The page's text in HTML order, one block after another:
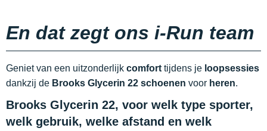
En dat zegt ons i-Run team
Geniet van een uitzonderlijk comfort tijdens je loopsessies
dankzij de Brooks Glycerin 22 schoenen voor heren.
Brooks Glycerin 22, voor welk type sporter,
welk gebruik, welke afstand en welk